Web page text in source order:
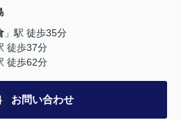
」駅 徒歩35分
徒歩37分
徒歩62分
お問い合わせ